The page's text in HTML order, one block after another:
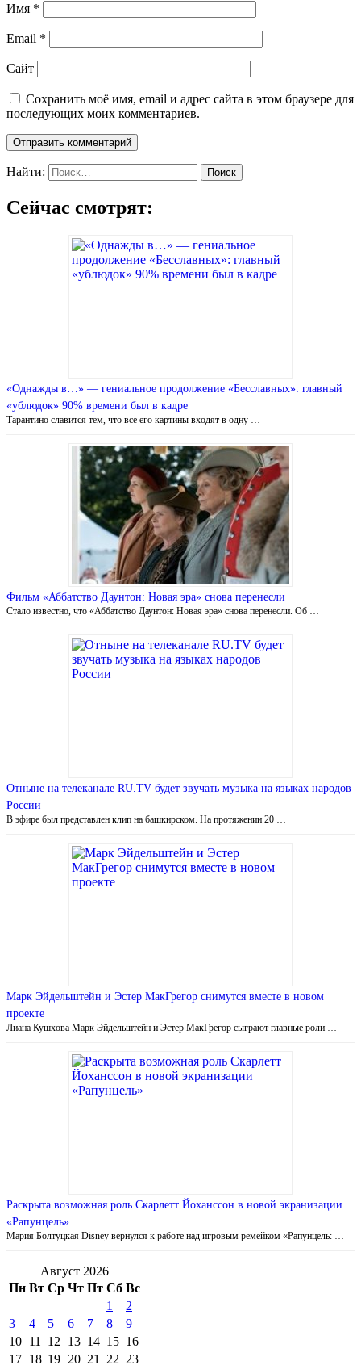
Имя *
Email *
Сайт
Сохранить моё имя, email и адрес сайта в этом браузере для
последующих моих комментариев.
Найти:
Сейчас смотрят:
«Однажды в…» — гениальное продолжение «Бесславных»: главный
«ублюдок» 90% времени был в кадре
Тарантино славится тем, что все его картины входят в одну …
Фильм «Аббатство Даунтон: Новая эра» снова перенесли
Стало известно, что «Аббатство Даунтон: Новая эра» снова перенесли. Об …
Отныне на телеканале RU.TV будет звучать музыка на языках народов
России
В эфире был представлен клип на башкирском. На протяжении 20 …
Марк Эйдельштейн и Эстер МакГрегор снимутся вместе в новом
проекте
Лиана Кушхова Марк Эйдельштейн и Эстер МакГрегор сыграют главные роли …
Раскрыта возможная роль Скарлетт Йоханссон в новой экранизации
«Рапунцель»
Мария Болтуцкая Disney вернулся к работе над игровым ремейком «Рапунцель: …
Август 2026
Пн Вт Ср Чт Пт Сб Вс
1
2
3
4 5 6 7 8
9
10 11 12 13 14 15 16
17 18 19 20 21 22 23